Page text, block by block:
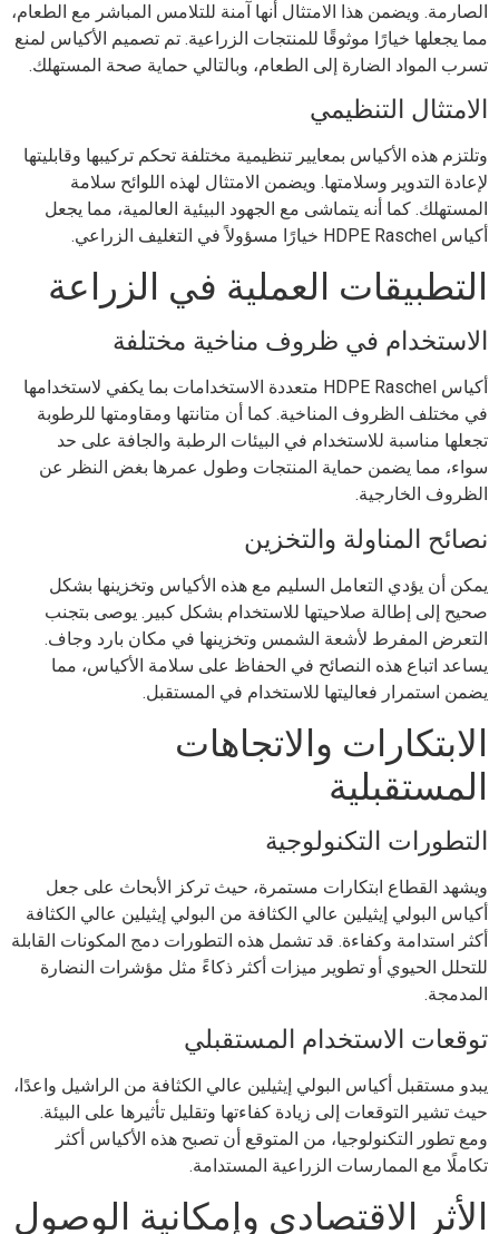
الصارمة. ويضمن هذا الامتثال أنها آمنة للتلامس المباشر مع الطعام،
مما يجعلها خيارًا موثوقًا للمنتجات الزراعية. تم تصميم الأكياس لمنع
تسرب المواد الضارة إلى الطعام، وبالتالي حماية صحة المستهلك.
الامتثال التنظيمي
وتلتزم هذه الأكياس بمعايير تنظيمية مختلفة تحكم تركيبها وقابليتها
لإعادة التدوير وسلامتها. ويضمن الامتثال لهذه اللوائح سلامة
المستهلك. كما أنه يتماشى مع الجهود البيئية العالمية، مما يجعل
أكياس HDPE Raschel خيارًا مسؤولاً في التغليف الزراعي.
التطبيقات العملية في الزراعة
الاستخدام في ظروف مناخية مختلفة
أكياس HDPE Raschel متعددة الاستخدامات بما يكفي لاستخدامها
في مختلف الظروف المناخية. كما أن متانتها ومقاومتها للرطوبة
تجعلها مناسبة للاستخدام في البيئات الرطبة والجافة على حد
سواء، مما يضمن حماية المنتجات وطول عمرها بغض النظر عن
الظروف الخارجية.
نصائح المناولة والتخزين
يمكن أن يؤدي التعامل السليم مع هذه الأكياس وتخزينها بشكل
صحيح إلى إطالة صلاحيتها للاستخدام بشكل كبير. يوصى بتجنب
التعرض المفرط لأشعة الشمس وتخزينها في مكان بارد وجاف.
يساعد اتباع هذه النصائح في الحفاظ على سلامة الأكياس، مما
يضمن استمرار فعاليتها للاستخدام في المستقبل.
الابتكارات والاتجاهات
المستقبلية
التطورات التكنولوجية
ويشهد القطاع ابتكارات مستمرة، حيث تركز الأبحاث على جعل
أكياس البولي إيثيلين عالي الكثافة من البولي إيثيلين عالي الكثافة
أكثر استدامة وكفاءة. قد تشمل هذه التطورات دمج المكونات القابلة
للتحلل الحيوي أو تطوير ميزات أكثر ذكاءً مثل مؤشرات النضارة
المدمجة.
توقعات الاستخدام المستقبلي
يبدو مستقبل أكياس البولي إيثيلين عالي الكثافة من الراشيل واعدًا،
حيث تشير التوقعات إلى زيادة كفاءتها وتقليل تأثيرها على البيئة.
ومع تطور التكنولوجيا، من المتوقع أن تصبح هذه الأكياس أكثر
تكاملًا مع الممارسات الزراعية المستدامة.
الأثر الاقتصادي وإمكانية الوصول